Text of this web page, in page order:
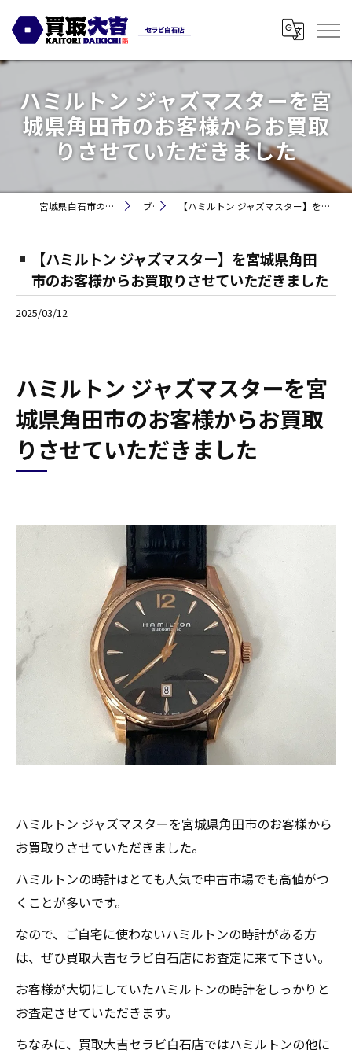
ハミルトン ジャズマスターを宮
城県角田市のお客様からお買取
りさせていただきました
宮城県白石市の買取なら買取大吉セラビ白石店 ブログ 【ハミルトン ジャズマスター】を宮城県角田市のお客様からお買取りさせていただきました
【ハミルトン ジャズマスター】を宮城県角田
市のお客様からお買取りさせていただきました
2025/03/12
ハミルトン ジャズマスターを宮
城県角田市のお客様からお買取
りさせていただきました
ハミルトン ジャズマスターを宮城県角田市のお客様から
お買取りさせていただきました。
ハミルトンの時計はとても人気で中古市場でも高値がつ
くことが多いです。
なので、ご自宅に使わないハミルトンの時計がある方
は、ぜひ買取大吉セラビ白石店にお査定に来て下さい。
お客様が大切にしていたハミルトンの時計をしっかりと
お査定させていただきます。
ちなみに、買取大吉セラビ白石店ではハミルトンの他に